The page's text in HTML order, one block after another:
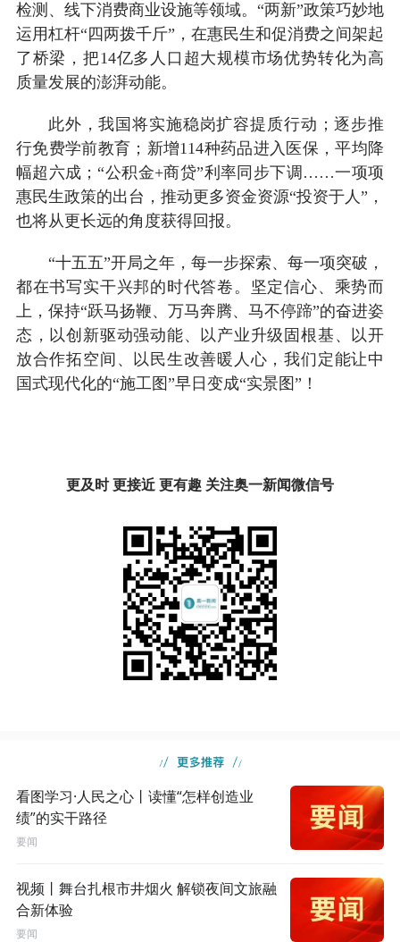
检测、线下消费商业设施等领域。“两新”政策巧妙地
运用杠杆“四两拨千斤”，在惠民生和促消费之间架起
了桥梁，把14亿多人口超大规模市场优势转化为高
质量发展的澎湃动能。
此外，我国将实施稳岗扩容提质行动；逐步推
行免费学前教育；新增114种药品进入医保，平均降
幅超六成；“公积金+商贷”利率同步下调……一项项
惠民生政策的出台，推动更多资金资源“投资于人”，
也将从更长远的角度获得回报。
“十五五”开局之年，每一步探索、每一项突破，
都在书写实干兴邦的时代答卷。坚定信心、乘势而
上，保持“跃马扬鞭、万马奔腾、马不停蹄”的奋进姿
态，以创新驱动强动能、以产业升级固根基、以开
放合作拓空间、以民生改善暖人心，我们定能让中
国式现代化的“施工图”早日变成“实景图”！
更及时 更接近 更有趣 关注奥一新闻微信号
看图学习·人民之心丨读懂“怎样创造业
绩”的实干路径
要闻
视频丨舞台扎根市井烟火 解锁夜间文旅融
合新体验
要闻